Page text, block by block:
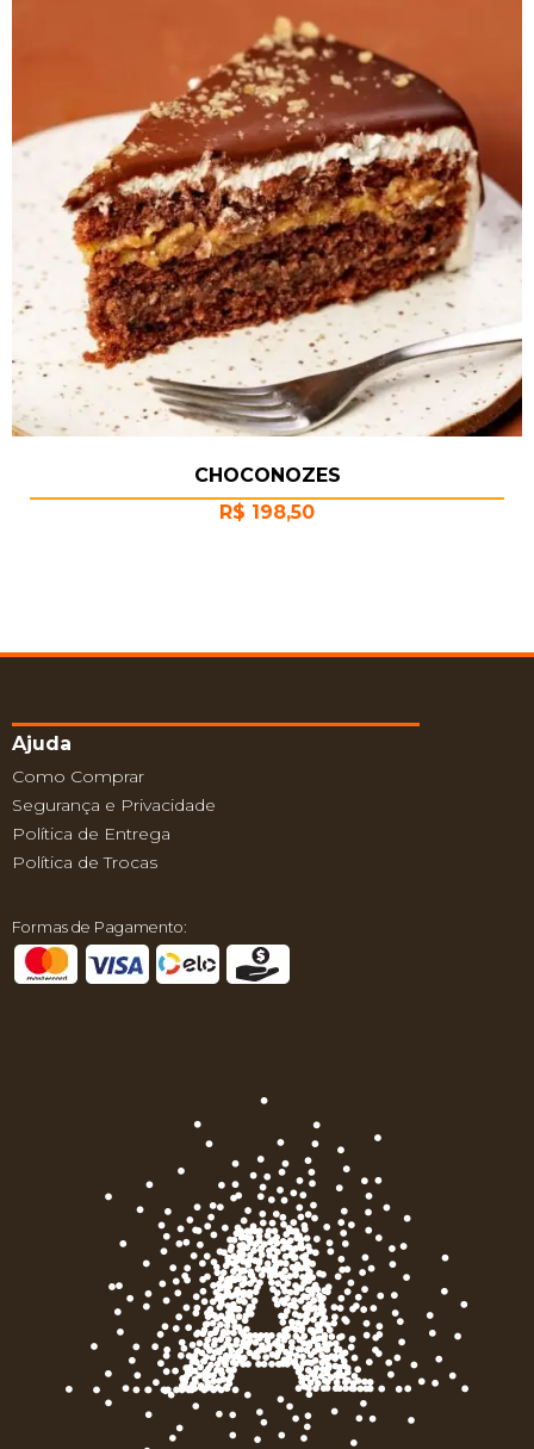
CHOCONOZES
R$ 198,50
Ajuda
Como Comprar
Segurança e Privacidade
Política de Entrega
Política de Trocas
Formas de Pagamento: